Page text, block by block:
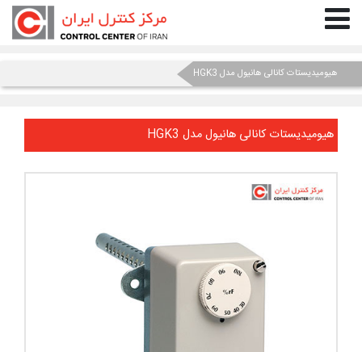
هیومیدیستات کانالی هانیول مدل HGK3
هیومیدیستات کانالی هانیول مدل HGK3